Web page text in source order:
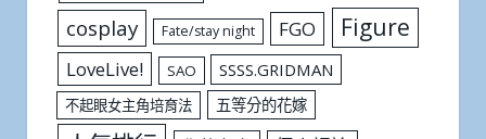
cosplay Fate/stay night FGO Figure
LoveLive! SAO SSSS.GRIDMAN
不起眼女主角培育法 五等分的花嫁